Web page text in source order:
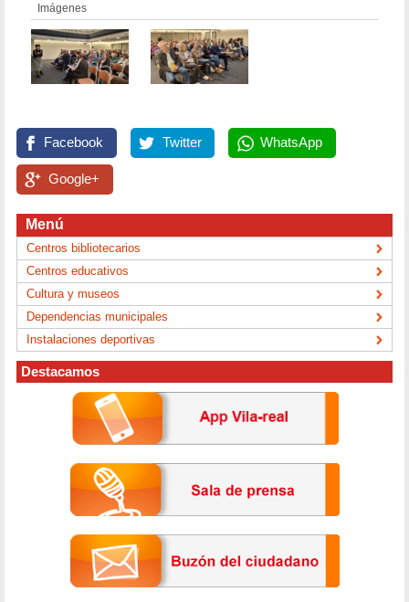
Imágenes
Facebook Twitter WhatsApp
Google+
Menú
Centros bibliotecarios
Centros educativos
Cultura y museos
Dependencias municipales
Instalaciones deportivas
Destacamos